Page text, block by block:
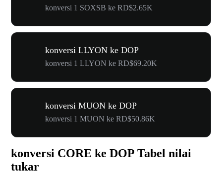
konversi 1 SOXSB ke RD$2.65K
konversi LLYON ke DOP
konversi 1 LLYON ke RD$69.20K
konversi MUON ke DOP
konversi 1 MUON ke RD$50.86K
konversi CORE ke DOP Tabel nilai
tukar